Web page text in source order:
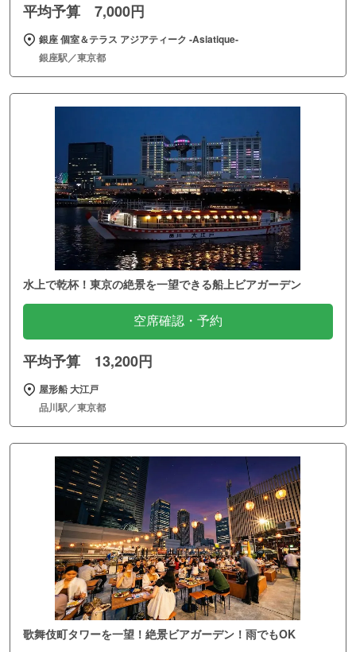
平均予算 7,000円
銀座 個室＆テラス アジアティーク ‐Asiatique‐
銀座駅／東京都
水上で乾杯！東京の絶景を一望できる船上ビアガーデン
空席確認・予約
平均予算 13,200円
屋形船 大江戸
品川駅／東京都
歌舞伎町タワーを一望！絶景ビアガーデン！雨でもOK